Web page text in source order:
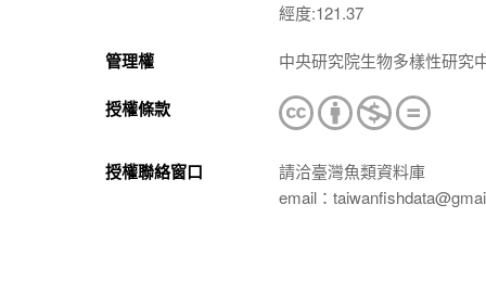
經度:121.37
管理權 中央研究院生物多樣性研究
授權條款
授權聯絡窗口
請洽臺灣魚類資料庫
email：